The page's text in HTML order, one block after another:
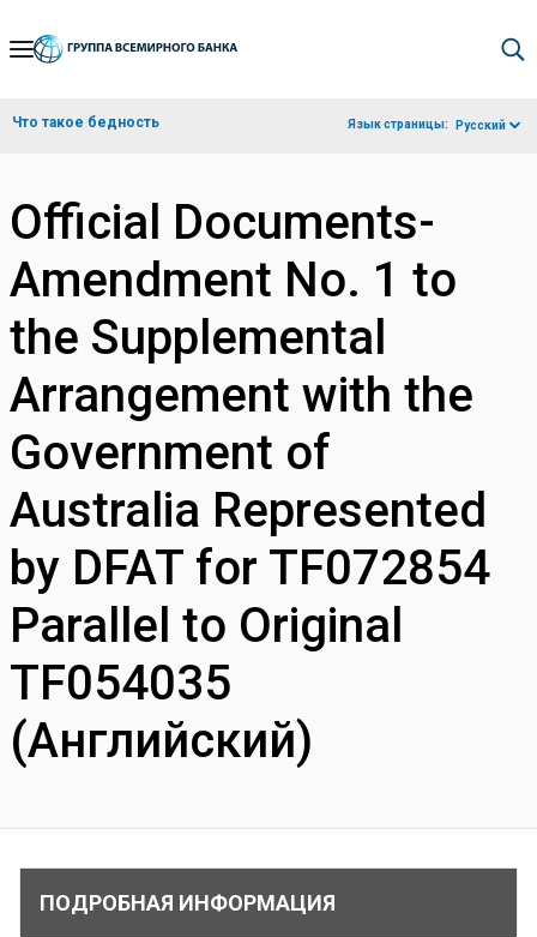
Skip
Navigation
Что такое бедность Язык страницы: Русский
Official Documents-
Amendment No. 1 to
the Supplemental
Arrangement with the
Government of
Australia Represented
by DFAT for TF072854
Parallel to Original
TF054035
(Английский)
ПОДРОБНАЯ ИНФОРМАЦИЯ